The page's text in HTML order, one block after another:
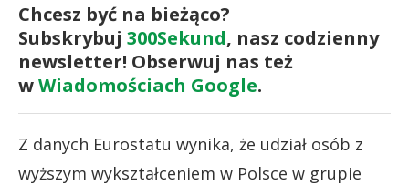
Chcesz być na bieżąco?
Subskrybuj 300Sekund, nasz codzienny
newsletter! Obserwuj nas też
wWiadomościach Google.
Z danych Eurostatu wynika, że udział osób z
wyższym wykształceniem w Polsce w grupie